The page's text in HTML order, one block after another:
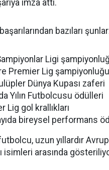
imza attı.
bazıları
Ligi
Premier Lig şampiyonluğu
Dünya Kupası zaferi
Yılın Futbolcusu ödülleri
Lig gol krallıkları
bireysel performans
uzun yıllardır
isimleri arasında